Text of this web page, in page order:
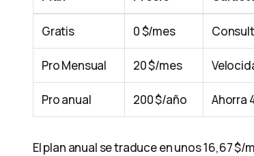
Gratis 0 $/mes
Pro Mensual 20 $/mes
Pro anual 200 $/año Ahorra
El plan anual se traduce en unos 16,67